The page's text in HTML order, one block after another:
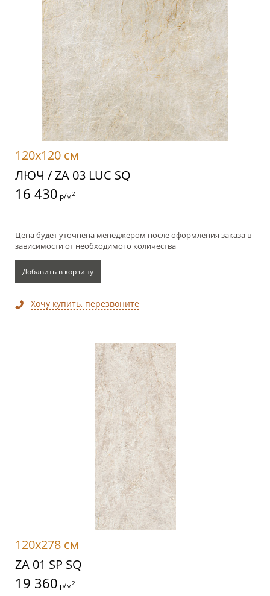
120x120 см
ЛЮЧ / ZA 03 LUC SQ
16 430 р/м2
Цена будет уточнена менеджером после оформления заказа в
зависимости от необходимого количества
Добавить в корзину
Хочу купить, перезвоните
120x278 см
ZA 01 SP SQ
19 360 р/м2